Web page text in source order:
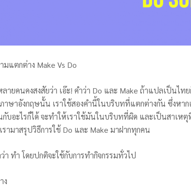
มแตกต่าง Make Vs Do
คงสงสัยว่า เอ๊ะ! คำว่า Do และ Make ถ้าแปลเป็นไทย
าษาอังกฤษนั้น เราใช้สองคำนี้ในบริบทที่แตกต่างกัน ซึ่งหาก
บอะไรก็ได้ จะทำให้เราใช้มันในบริบทที่ผิด และเป็นสาเหตุ
ามาสรุปวิธีการใช้ Do และ Make มาฝากทุกคน
า ทำ โดยปกติจะใช้กับการทำกิจกรรมทั่วไป
ง